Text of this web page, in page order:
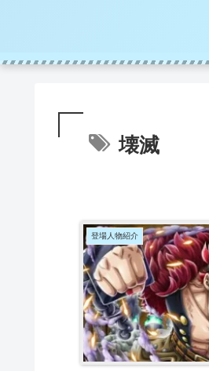
壊滅
登場人物紹介